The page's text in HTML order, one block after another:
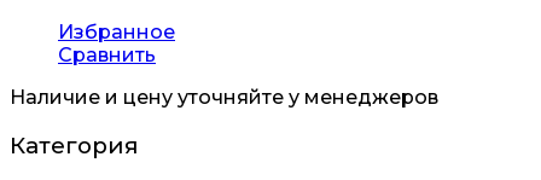
Избранное
Сравнить
Наличие и цену уточняйте у менеджеров
Категория